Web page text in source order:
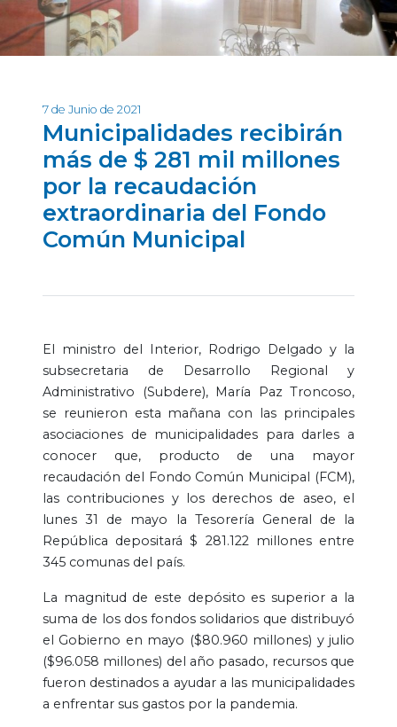
7 de Junio de 2021
Municipalidades recibirán
más de $ 281 mil millones
por la recaudación
extraordinaria del Fondo
Común Municipal
El ministro del Interior, Rodrigo Delgado y la
subsecretaria de Desarrollo Regional y
Administrativo (Subdere), María Paz Troncoso,
se reunieron esta mañana con las principales
asociaciones de municipalidades para darles a
conocer que, producto de una mayor
recaudación del Fondo Común Municipal (FCM),
las contribuciones y los derechos de aseo, el
lunes 31 de mayo la Tesorería General de la
República depositará $ 281.122 millones entre
345 comunas del país.
La magnitud de este depósito es superior a la
suma de los dos fondos solidarios que distribuyó
el Gobierno en mayo ($80.960 millones) y julio
($96.058 millones) del año pasado, recursos que
fueron destinados a ayudar a las municipalidades
a enfrentar sus gastos por la pandemia.